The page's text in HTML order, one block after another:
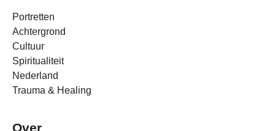
Portretten
Achtergrond
Cultuur
Spiritualiteit
Nederland
Trauma & Healing
Over